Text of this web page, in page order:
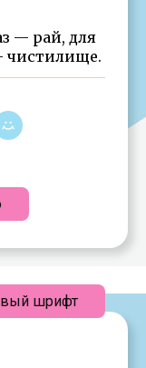
— рай, для
чистилище.
шрифт